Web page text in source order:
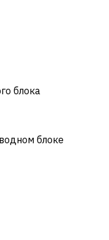
блока
блоке